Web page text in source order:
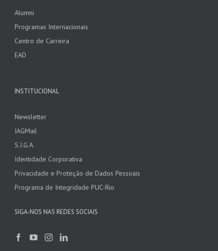
Alumni
Programas Internacionais
Centro de Carreira
EAD
INSTITUCIONAL
Newsletter
IAGMail
S.I.G.A.
Identidade Corporativa
Privacidade e Proteção de Dados Pessoais
Programa de Integridade PUC-Rio
SIGA-NOS NAS REDES SOCIAIS